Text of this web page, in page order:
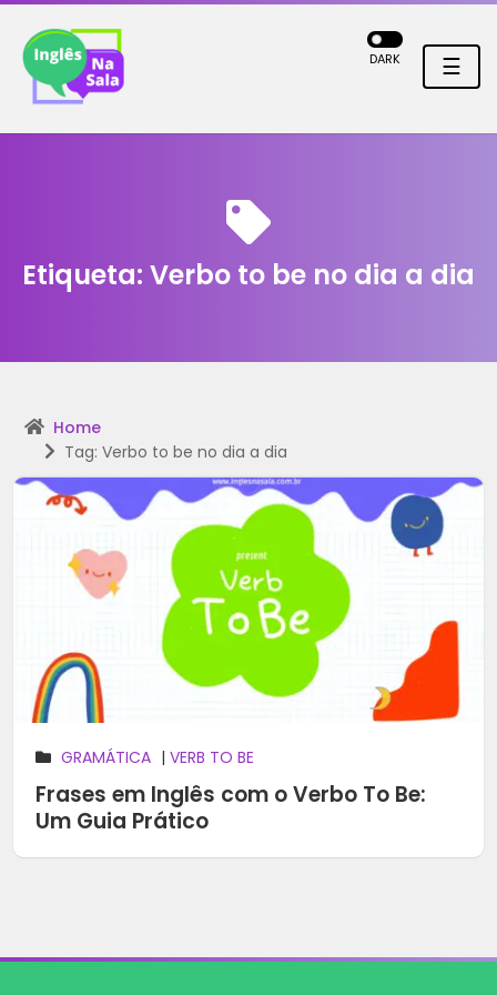
☰
DARK
Etiqueta: Verbo to be no dia a dia
Home
Tag: Verbo to be no dia a dia
GRAMÁTICA | VERB TO BE
Frases em Inglês com o Verbo To Be:
Um Guia Prático